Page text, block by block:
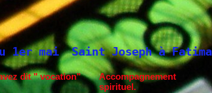
Saint Joseph à Fatima.
dit " vocation"
Accompagnement
spirituel.